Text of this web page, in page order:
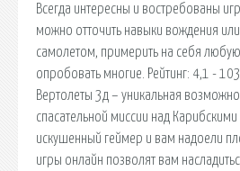
Всегда интересны и востребованы
можно отточить навыки вождения или
самолетом, примерить на себя
опробовать многие. Рейтинг: 4,1 -
Вертолеты 3д – уникальная
спасательной миссии над
искушенный геймер и вам надоели
игры онлайн позволят вам